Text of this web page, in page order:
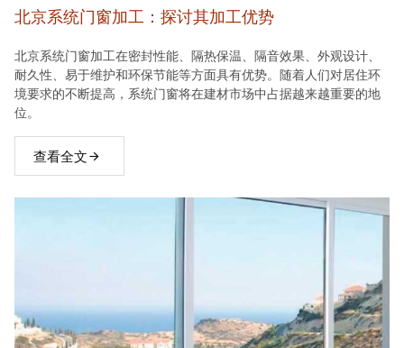
北京系统门窗加工：探讨其加工优势
北京系统门窗加工在密封性能、隔热保温、隔音效果、外观设计、
耐久性、易于维护和环保节能等方面具有优势。随着人们对居住环
境要求的不断提高，系统门窗将在建材市场中占据越来越重要的地
位。
查看全文